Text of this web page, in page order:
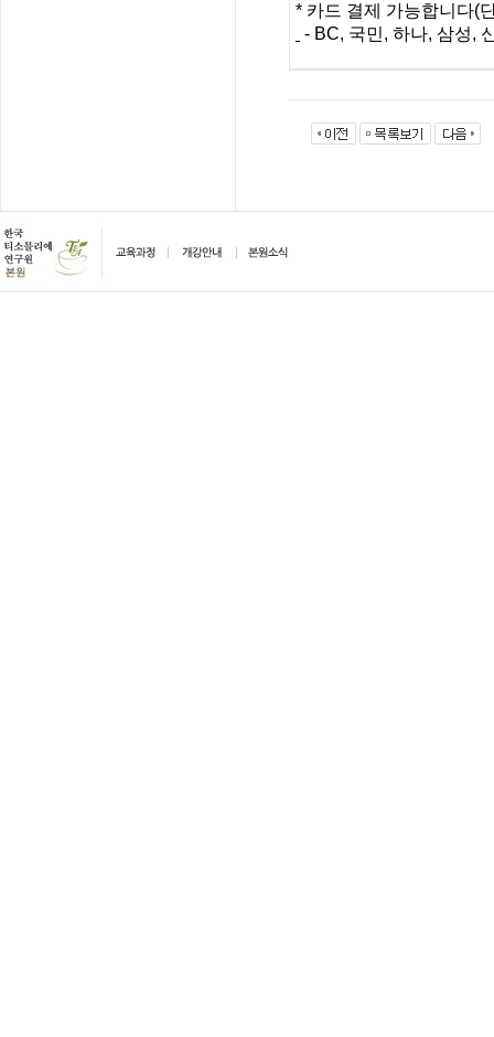
* 카드 결제 가능합니다(
- BC, 국민, 하나, 삼성,